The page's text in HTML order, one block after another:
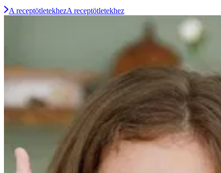
A receptötletekhezA receptötletekhez